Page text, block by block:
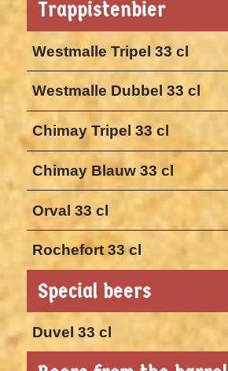
Trappistenbier
Westmalle Tripel 33 cl
Westmalle Dubbel 33 cl
Chimay Tripel 33 cl
Chimay Blauw 33 cl
Orval 33 cl
Rochefort 33 cl
Special beers
Duvel 33 cl